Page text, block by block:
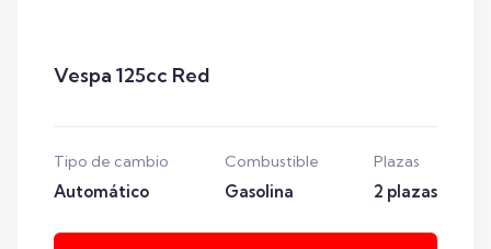
Vespa 125cc Red
Tipo de cambio
Automático
Combustible
Gasolina
Plazas
2 plazas